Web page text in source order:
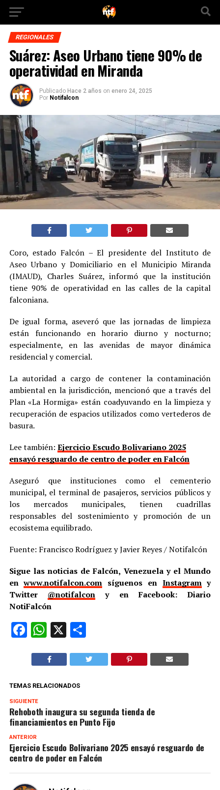
REGIONALES
Suárez: Aseo Urbano tiene 90% de
operatividad en Miranda
Publicado Hace 2 años on enero 24, 2025
Por Notifalcon
Coro, estado Falcón – El presidente del Instituto de
Aseo Urbano y Domiciliario en el Municipio Miranda
(IMAUD), Charles Suárez, informó que la institución
tiene 90% de operatividad en las calles de la capital
falconiana.
De igual forma, aseveró que las jornadas de limpieza
están funcionando en horario diurno y nocturno;
especialmente, en las avenidas de mayor dinámica
residencial y comercial.
La autoridad a cargo de contener la contaminación
ambiental en la jurisdicción, mencionó que a través del
Plan «La Hormiga» están coadyuvando en la limpieza y
recuperación de espacios utilizados como vertederos de
basura.
Lee también: Ejercicio Escudo Bolivariano 2025
ensayó resguardo de centro de poder en Falcón
Aseguró que instituciones como el cementerio
municipal, el terminal de pasajeros, servicios públicos y
los mercados municipales, tienen cuadrillas
responsables del sostenimiento y promoción de un
ecosistema equilibrado.
Fuente: Francisco Rodríguez y Javier Reyes / Notifalcón
Sigue las noticias de Falcón, Venezuela y el Mundo
enwww.notifalcon.com síguenos en Instagramy
Twitter @notifalcon y en Facebook: Diario
NotiFalcón
Facebook
WhatsApp
X Compartir
TEMAS RELACIONADOS
SIGUIENTE
Rehoboth inaugura su segunda tienda de
financiamientos en Punto Fijo
ANTERIOR
Ejercicio Escudo Bolivariano 2025 ensayó resguardo de
centro de poder en Falcón